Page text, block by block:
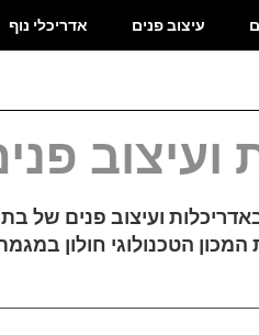
עיצוב פנים אדריכלי נוף
ועיצוב פנים של
פנים זה 18 שנים, בוגרת המכון הטכנולוגי